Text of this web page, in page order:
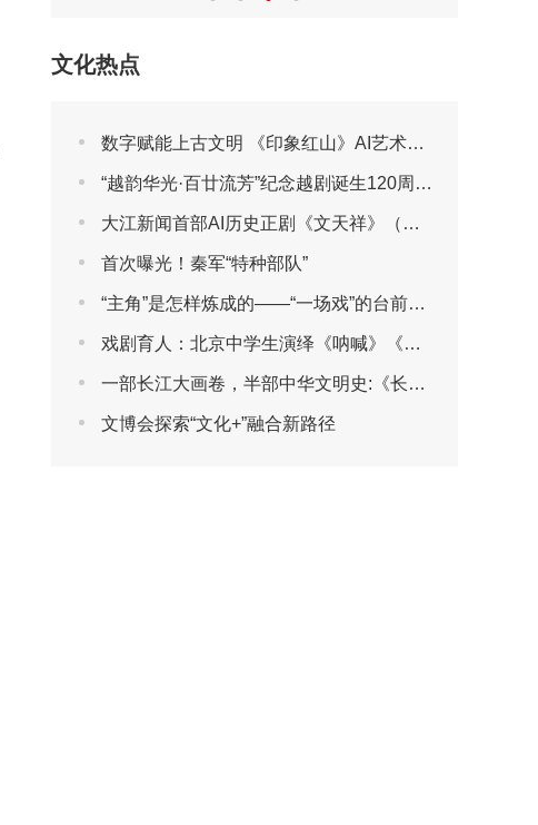
文化热点
数字赋能上古文明 《印象红山》AI艺术展将于2026年7月30日亮相第三届包头艺博会
“越韵华光·百廿流芳”纪念越剧诞生120周年主题晚会圆满播出
大江新闻首部AI历史正剧《文天祥》（第一集）
首次曝光！秦军“特种部队”
“主角”是怎样炼成的——“一场戏”的台前幕后
戏剧育人：北京中学生演绎《呐喊》《茶馆》
一部长江大画卷，半部中华文明史:《长江文明大画卷》特刊全球首发
文博会探索“文化+”融合新路径